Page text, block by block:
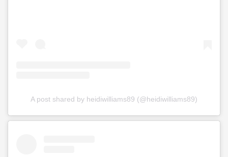
A post shared by heidiwilliams89 (@heidiwilliams89)